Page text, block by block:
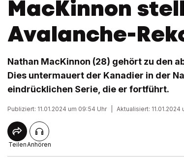
MacKinnon
Avalanche-
Nathan MacKinnon (28) gehört zu den
Dies untermauert der Kanadier in der
eindrücklichen Serie, die er fortführt.
Publiziert: 11.01.2024 um 09:54 Uhr Aktualisiert: 11.01.2024
TeilenAnhören